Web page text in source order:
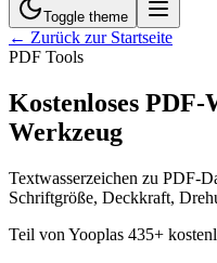
Toggle theme
← Zurück zur Startseite
PDF Tools
Kostenloses PDF-
Werkzeug
Textwasserzeichen zu PDF-
Schriftgröße, Deckkraft,
Teil von Yooplas 435+